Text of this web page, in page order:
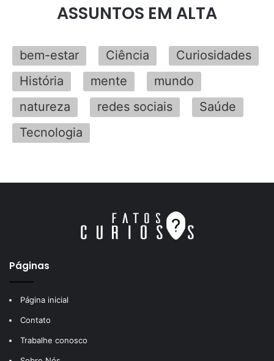
ASSUNTOS EM ALTA
bem-estar Ciência
Curiosidades
História
mente
mundo
natureza
redes sociais
Saúde
Tecnologia
Páginas
Página inicial
Contato
Trabalhe conosco